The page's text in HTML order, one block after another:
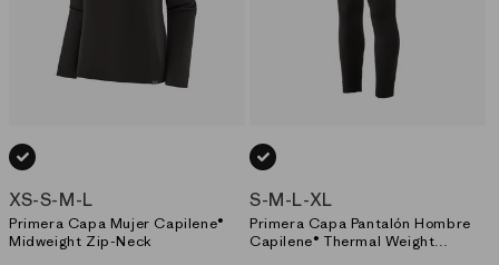
NEGRO_(BLK)
XS-S-M-L
Primera Capa Mujer Capilene®
Midweight Zip-Neck
NEGRO_(BLK)
S-M-L-XL
Primera Capa Pantalón Hombre
Capilene® Thermal Weight